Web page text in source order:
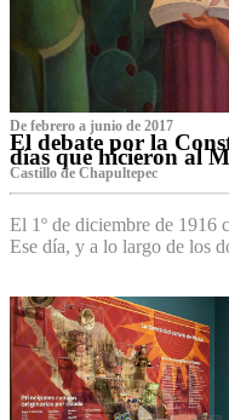
De febrero a junio de 2017
El debate por la
días que hicieron al
Castillo de Chapultepec
El 1º de diciembre de 1916
Ese día, y a lo largo de los